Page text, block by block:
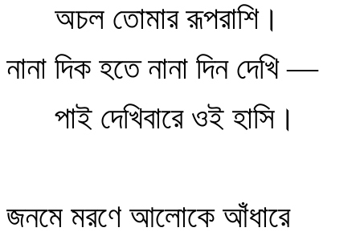
অচল তোমার রূপরাশি।
নানা দিক হতে নানা দিন দেখি —
পাই দেখিবারে ওই হাসি।
জনমে মরণে আলোকে আঁধারে